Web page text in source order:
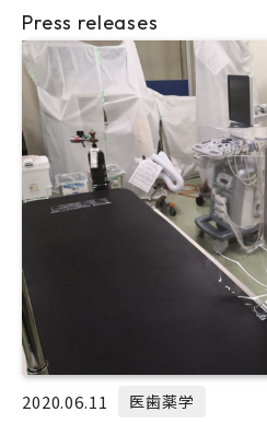
Press releases
2020.06.11 医歯薬学